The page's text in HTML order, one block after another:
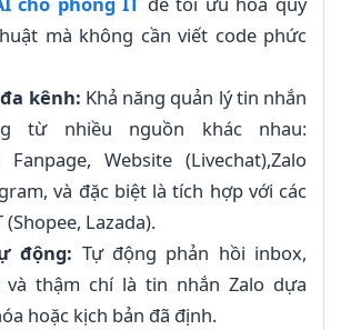
mà không cần viết code phức
kênh: Khả năng quản lý tin nhắn
từ nhiều nguồn khác nhau:
Fanpage, Website (Livechat),Zalo
và đặc biệt là tích hợp với các
(Shopee, Lazada).
động: Tự động phản hồi inbox,
và thậm chí là tin nhắn Zalo dựa
hoặc kịch bản đã định.